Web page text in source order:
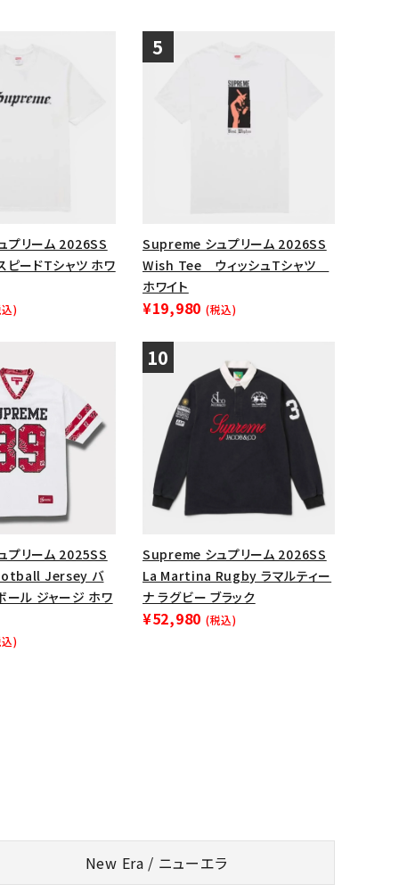
プリーム 2026SS
ードTシャツ ホワ
)
Supreme シュプリーム 2026SS
Wish Tee ウィッシュTシャツ
ホワイト
¥19,980 (税込)
プリーム 2025SS
Jersey バ
ール ジャージ ホワ
)
Supreme シュプリーム 2026SS
La Martina Rugby ラマルティー
ナ ラグビー ブラック
¥52,980 (税込)
New Era / ニューエラ